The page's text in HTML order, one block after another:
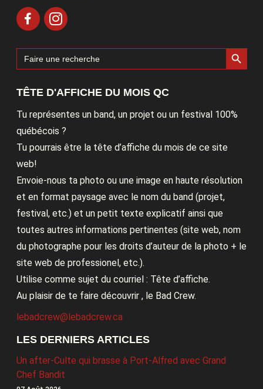
Search
for:
Search Button
TÊTE D'AFFICHE DU MOIS QC
Tu représentes un band, un projet ou un festival 100%
québécois ?
Tu pourrais être la tête d’affiche du mois de ce site
web!
Envoie-nous ta photo ou une image en haute résolution
et en format paysage avec le nom du band (projet,
festival, etc.) et un petit texte explicatif ainsi que
toutes autres informations pertinentes (site web, nom
du photographe pour les droits d’auteur de la photo + le
site web de professionel, etc.).
Utilise comme sujet du courriel : Tête d’affiche.
Au plaisir de te faire découvrir , le Bad Crew.
lebadcrew@lebadcrew.ca
LES DERNIERS ARTICLES
Un after-Culte qui brasse à Port-Alfred avec Grand
Chef Bandit